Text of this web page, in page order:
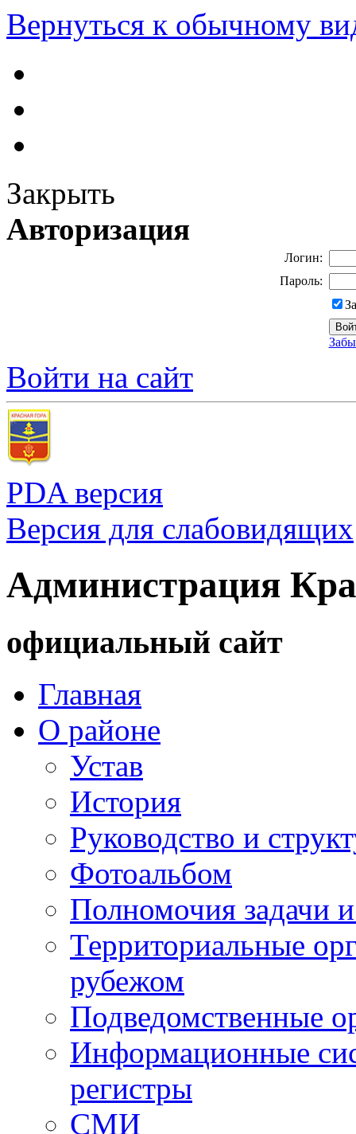
Вернуться к обычному
Закрыть
Авторизация
Логин:
Пароль:
Войти на сайт
PDA версия
Версия для слабовидящих
Администрация
официальный сайт
Главная
О районе
Устав
История
Руководство и
Фотоальбом
Полномочия задачи
Территориальные
рубежом
Подведомственные
Информационные
регистры
СМИ